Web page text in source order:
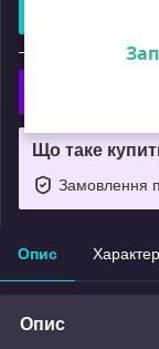
Що таке
Замовлення
Опис
Опис